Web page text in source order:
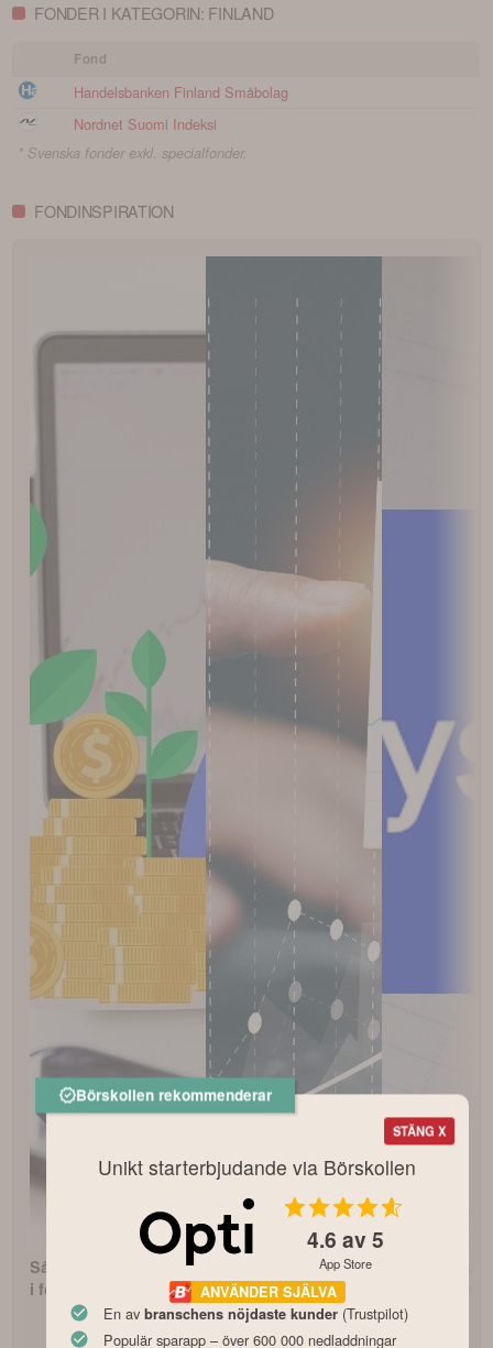
FONDER I KATEGORIN: FINLAND
Fond
Handelsbanken Finland Småbolag
Nordnet Suomi Indeksi
* Svenska fonder exkl. specialfonder.
FONDINSPIRATION
Så börjar du investera
i fonder som nybörjare
Avanza Zero – Bästa
indexfonden?
fondrobot
STÄNG X
Börskollen rekommenderar
Unikt starterbjudande via Börskollen
4.6 av 5
App Store
ANVÄNDER SJÄLVA
En av branschens nöjdaste kunder(Trustpilot)
Populär sparapp – över 600 000 nedladdningar